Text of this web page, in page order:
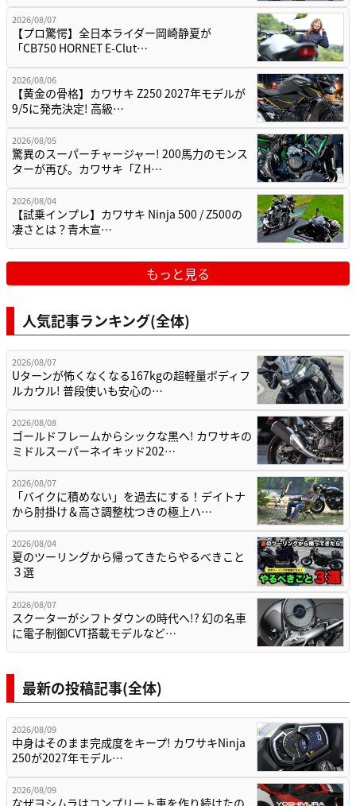
2026/08/07
【プロ驚愕】全日本ライダー岡崎静夏が
「CB750 HORNET E-Clut…
2026/08/06
【黄金の骨格】カワサキ Z250 2027年モデルが
9/5に発売決定! 高級…
2026/08/05
驚異のスーパーチャージャー! 200馬力のモンス
ターが再び。カワサキ「Z H…
2026/08/04
【試乗インプレ】カワサキ Ninja 500 / Z500の
凄さとは？青木宣…
もっと見る
人気記事ランキング(全体)
2026/08/07
Uターンが怖くなくなる167kgの超軽量ボディフ
ルカウル! 普段使いも安心の…
2026/08/08
ゴールドフレームからシックな黒へ! カワサキの
ミドルスーパーネイキッド202…
2026/08/07
「バイクに積めない」を過去にする！デイトナ
から肘掛け＆高さ調整枕つきの極上ハ…
2026/08/04
夏のツーリングから帰ってきたらやるべきこと
３選
2026/08/07
スクーターがシフトダウンの時代へ!? 幻の名車
に電子制御CVT搭載モデルなど…
最新の投稿記事(全体)
2026/08/09
中身はそのまま完成度をキープ! カワサキNinja
250が2027年モデル…
2026/08/09
なぜヨシムラはコンプリート車を作り続けたの